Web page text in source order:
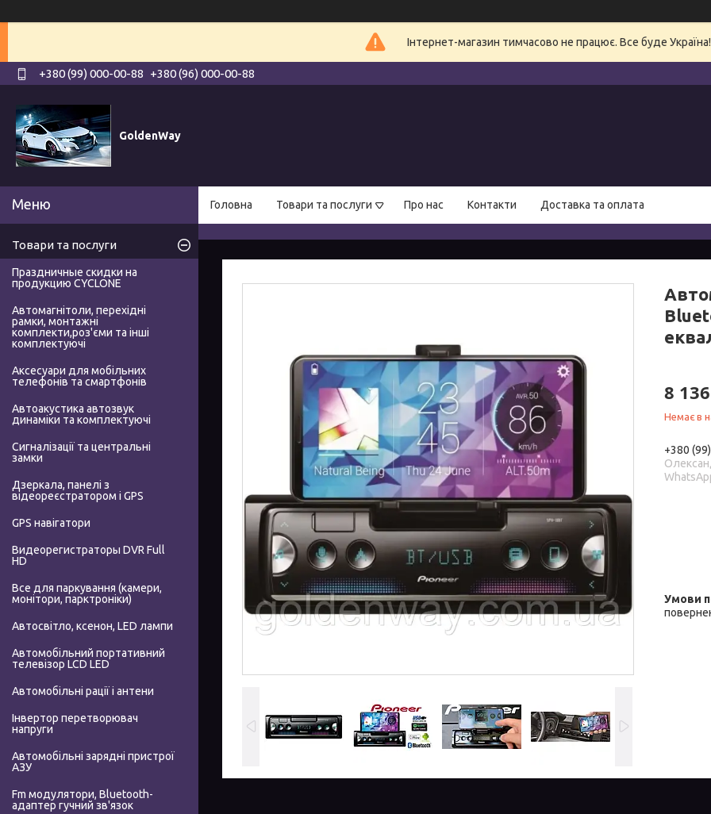
Інтернет-магазин тимчасово не працює. Все буде Україна!
+380 (99) 000-00-88 +380 (96) 000-00-88
GoldenWay
Головна Товари та послуги Про нас Контакти Доставка та оплата
8
Немає в
+380
Товари та послуги
Праздничные скидки на
продукцию CYCLONE
Автомагнітоли, перехідні
рамки, монтажні
комплекти,роз'єми та інші
комплектуючі
Аксесуари для мобільних
телефонів та смартфонів
Автоакустика автозвук
динаміки та комплектуючі
Сигналізації та центральні
замки
Дзеркала, панелі з
відеореєстратором і GPS
GPS навігатори
Видеорегистраторы DVR Full
HD
Все для паркування (камери,
монітори, парктроніки)
Автосвітло, ксенон, LED лампи
Автомобільний портативний
телевізор LCD LED
Автомобільні рації і антени
Інвертор перетворювач
напруги
Автомобільні зарядні пристрої
АЗУ
Fm модулятори, Bluetooth-
адаптер гучний зв'язок